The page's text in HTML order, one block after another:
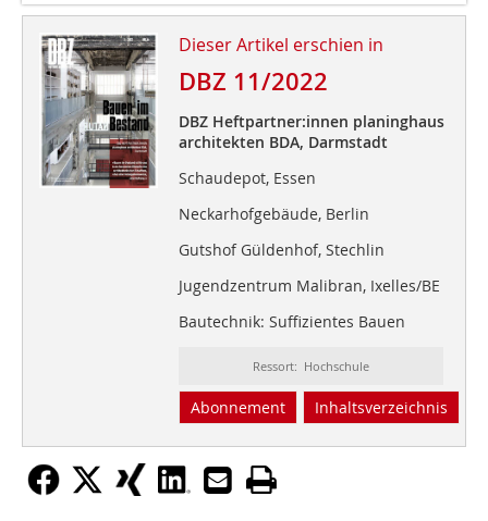
Dieser Artikel erschien in
DBZ 11/2022
DBZ Heftpartner:innen planinghaus
architekten BDA, Darmstadt
Schaudepot, Essen
Neckarhofgebäude, Berlin
Gutshof Güldenhof, Stechlin
Jugendzentrum Malibran, Ixelles/BE
Bautechnik: Suffizientes Bauen
Ressort: Hochschule
Abonnement Inhaltsverzeichnis